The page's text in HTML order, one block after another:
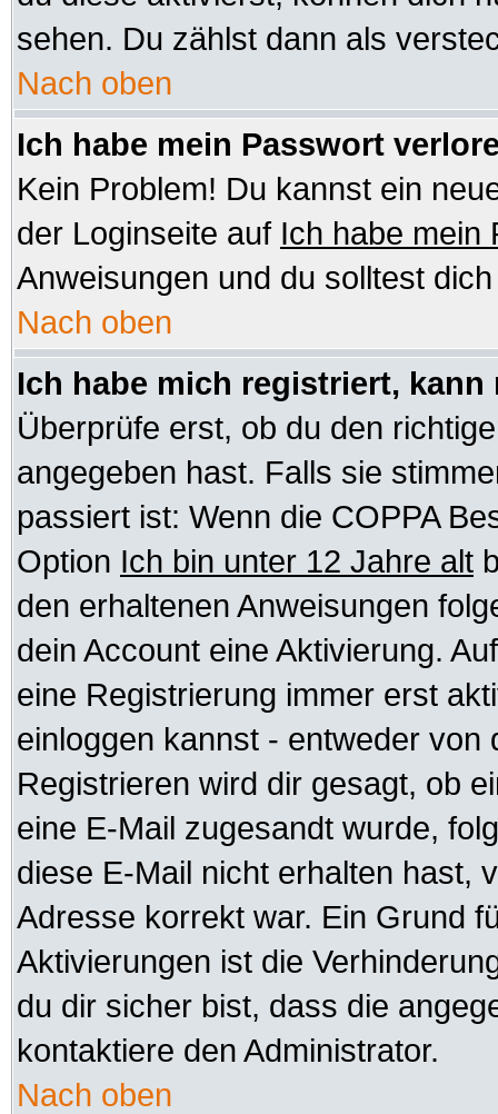
sehen. Du zählst dann als
Nach oben
Ich habe mein Passwort
Kein Problem! Du kannst ein
der Loginseite auf Ich habe mein
Anweisungen und du solltest
Nach oben
Ich habe mich registriert,
Überprüfe erst, ob du den
angegeben hast. Falls sie
passiert ist: Wenn die COPPA
Option Ich bin unter 12 Jahre alt
den erhaltenen Anweisungen
dein Account eine Aktivierung.
eine Registrierung immer erst
einloggen kannst - entweder von
Registrieren wird dir gesagt, ob
eine E-Mail zugesandt wurde,
diese E-Mail nicht erhalten hast,
Adresse korrekt war. Ein Grund
Aktivierungen ist die
du dir sicher bist, dass die
kontaktiere den Administrator.
Nach oben